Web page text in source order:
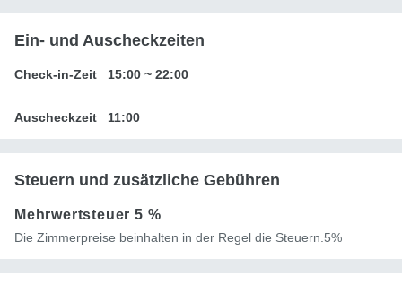
Ein- und Auscheckzeiten
Check-in-Zeit 15:00 ~ 22:00
Auscheckzeit 11:00
Steuern und zusätzliche Gebühren
Mehrwertsteuer5 %
Die Zimmerpreise beinhalten in der Regel die Steuern.5%